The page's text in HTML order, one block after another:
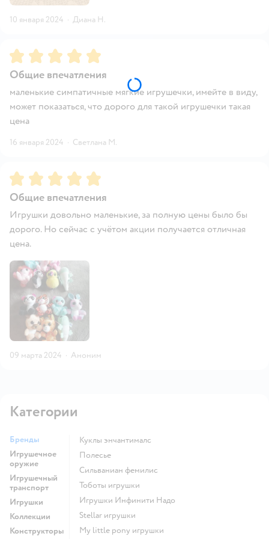
10 января 2024 · Диана Н.
Рейтинг:5
Общие впечатления
маленькие симпатичные мягкие игрушечки, имейте в виду,
может показаться, что дорого для такой игрушечки такая
цена
16 января 2024 · Светлана М.
Рейтинг:5
Общие впечатления
Игрушки довольно маленькие, за полную цены было бы
дорого. Но сейчас с учётом акции получается отличная
цена.
09 марта 2024 · Аноним
Категории
Бренды
Игрушечное
оружие
Игрушечный
транспорт
Игрушки
Коллекции
Конструкторы
Куклы энчантималс
Полесье
Сильваниан фемилис
Тоботы игрушки
Игрушки Инфинити Надо
Stellar игрушки
my little pony игрушки